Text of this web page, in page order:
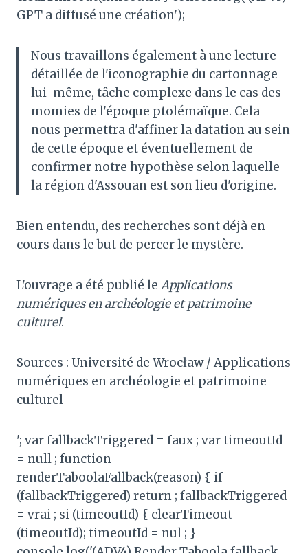
GPT a diffusé une création');
Nous travaillons également à une lecture
détaillée de l'iconographie du cartonnage
lui-même, tâche complexe dans le cas des
momies de l'époque ptolémaïque. Cela
nous permettra d'affiner la datation au sein
de cette époque et éventuellement de
confirmer notre hypothèse selon laquelle
la région d'Assouan est son lieu d'origine.
Bien entendu, des recherches sont déjà en
cours dans le but de percer le mystère.
L'ouvrage a été publié le Applications
numériques en archéologie et patrimoine
culturel.
Sources : Université de Wrocław / Applications
numériques en archéologie et patrimoine
culturel
'; var fallbackTriggered = faux ; var timeoutId
= null ; function
renderTaboolaFallback(reason) { if
(fallbackTriggered) return ; fallbackTriggered
= vrai ; si (timeoutId) { clearTimeout
(timeoutId); timeoutId = nul ; }